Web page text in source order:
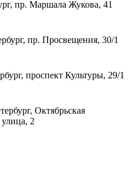
пр. Маршала Жукова, 41
пр. Просвещения, 30/1
проспект Культуры, 29/1
Октябрьская
2